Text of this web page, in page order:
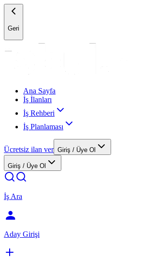
Geri
Ana Sayfa
İş İlanları
İş Rehberi
İş Planlaması
Ücretsiz ilan ver Giriş / Üye Ol
Giriş / Üye Ol
İş Ara
Aday Girişi